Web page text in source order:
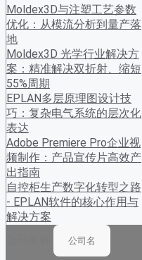
Moldex3D与注塑工艺参数
优化：从模流分析到量产落
地
Moldex3D 光学行业解决方
案：精准解决双折射、缩短
55%周期
EPLAN多层原理图设计技
巧：复杂电气系统的层次化
表达
Adobe Premiere Pro企业视
频制作：产品宣传片高效产
出指南
自控柜生产数字化转型之路
- EPLAN软件的核心作用与
解决方案